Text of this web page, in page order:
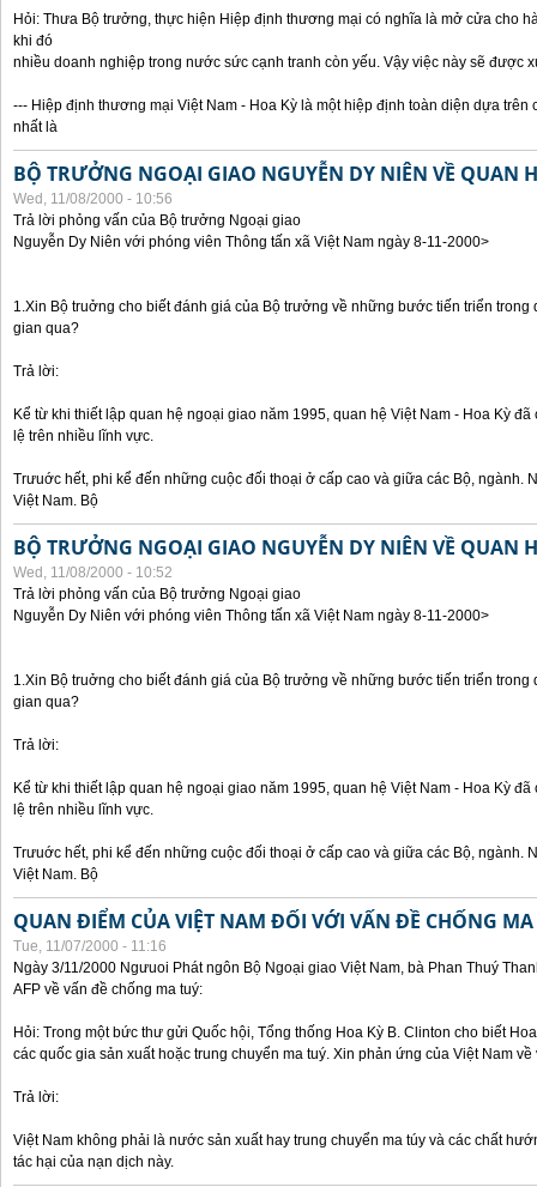
Hỏi: Thưa Bộ trưởng, thực hiện Hiệp định thương mại có nghĩa là mở cửa cho
khi đó
nhiều doanh nghiệp trong nước sức cạnh tranh còn yếu. Vậy việc này sẽ được
--- Hiệp định thương mại Việt Nam - Hoa Kỳ là một hiệp định toàn diện dựa trên
nhất là
BỘ TRƯỞNG NGOẠI GIAO NGUYỄN DY NIÊN VỀ QUAN
Wed, 11/08/2000 - 10:56
Trả lời phỏng vấn của Bộ trưởng Ngoại giao
Nguyễn Dy Niên với phóng viên Thông tấn xã Việt Nam ngày 8-11-2000>
1.Xin Bộ truởng cho biết đánh giá của Bộ trưởng về những bước tiến triển trong
gian qua?
Trả lời:
Kể từ khi thiết lập quan hệ ngoại giao năm 1995, quan hệ Việt Nam - Hoa Kỳ
lệ trên nhiều lĩnh vực.
Trưuớc hết, phi kể đến những cuộc đối thoại ở cấp cao và giữa các Bộ, ngành.
Việt Nam. Bộ
BỘ TRƯỞNG NGOẠI GIAO NGUYỄN DY NIÊN VỀ QUAN
Wed, 11/08/2000 - 10:52
Trả lời phỏng vấn của Bộ trưởng Ngoại giao
Nguyễn Dy Niên với phóng viên Thông tấn xã Việt Nam ngày 8-11-2000>
1.Xin Bộ truởng cho biết đánh giá của Bộ trưởng về những bước tiến triển trong
gian qua?
Trả lời:
Kể từ khi thiết lập quan hệ ngoại giao năm 1995, quan hệ Việt Nam - Hoa Kỳ
lệ trên nhiều lĩnh vực.
Trưuớc hết, phi kể đến những cuộc đối thoại ở cấp cao và giữa các Bộ, ngành.
Việt Nam. Bộ
QUAN ĐIỂM CỦA VIỆT NAM ĐỐI VỚI VẤN ĐỀ CHỐNG MA
Tue, 11/07/2000 - 11:16
Ngày 3/11/2000 Ngưuoi Phát ngôn Bộ Ngoại giao Việt Nam, bà Phan Thuý
AFP về vấn đề chống ma tuý:
Hỏi: Trong một bức thư gửi Quốc hội, Tổng thống Hoa Kỳ B. Clinton cho biết
các quốc gia sản xuất hoặc trung chuyển ma tuý. Xin phản ứng của Việt Nam về
Trả lời:
Việt Nam không phải là nước sản xuất hay trung chuyển ma túy và các chất
tác hại của nạn dịch này.